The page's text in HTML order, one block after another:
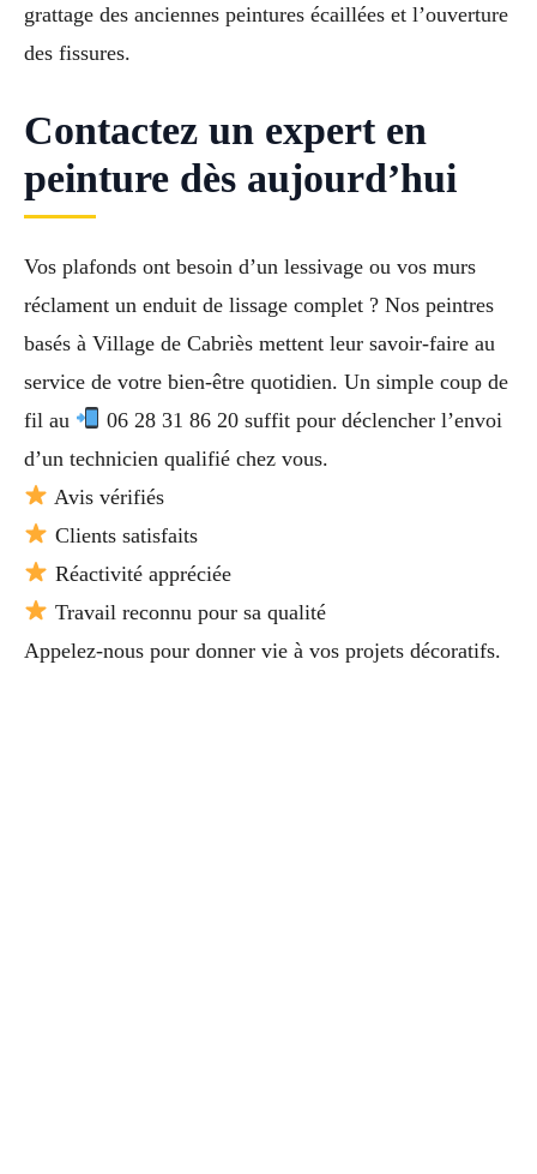
grattage des anciennes peintures écaillées et l’ouverture
des fissures.
Contactez un expert en
peinture dès aujourd’hui
Vos plafonds ont besoin d’un lessivage ou vos murs
réclament un enduit de lissage complet ? Nos peintres
basés à Village de Cabriès mettent leur savoir-faire au
service de votre bien-être quotidien. Un simple coup de
fil au
06 28 31 86 20 suffit pour déclencher l’envoi
d’un technicien qualifié chez vous.
Avis vérifiés
Clients satisfaits
Réactivité appréciée
Travail reconnu pour sa qualité
Appelez-nous pour donner vie à vos projets décoratifs.